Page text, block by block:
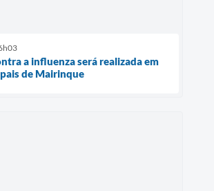
a influenza será realizada em
de Mairinque